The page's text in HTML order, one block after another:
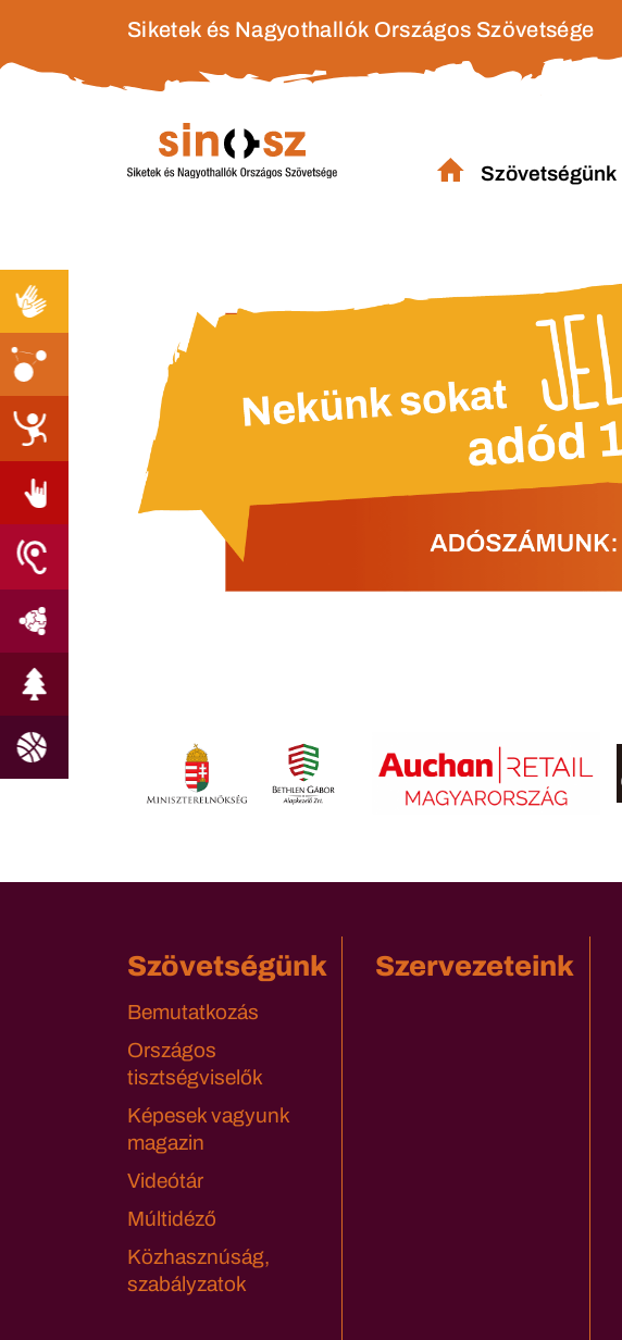
Siketek és Nagyothallók Országos Szövetsége
Szövetségünk
Szövetségünk
Bemutatkozás
Országos
tisztségviselők
Képesek vagyunk
magazin
Videótár
Múltidéző
Közhasznúság,
szabályzatok
Szervezeteink